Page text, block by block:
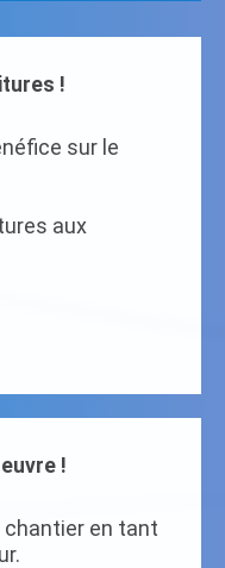
!
sur le
aux
!
en tant